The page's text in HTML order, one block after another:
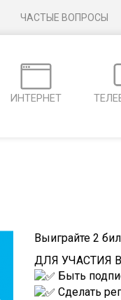
ЧАСТЫЕ ВОПРОСЫ
ИНТЕРНЕТ
Выиграйте 2
ДЛЯ УЧАСТИЯ
Быть
Сделать